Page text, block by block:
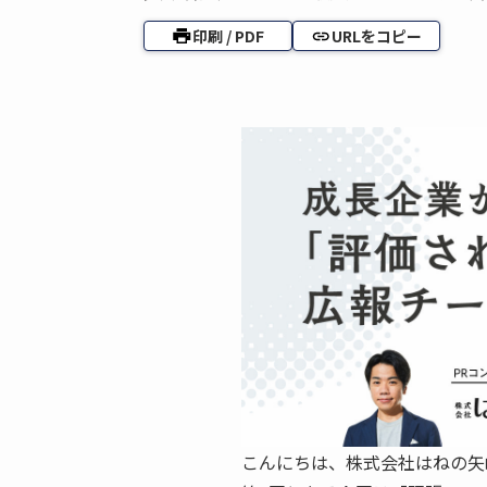
印刷 / PDF
URLをコピー
こんにちは、株式会社はねの